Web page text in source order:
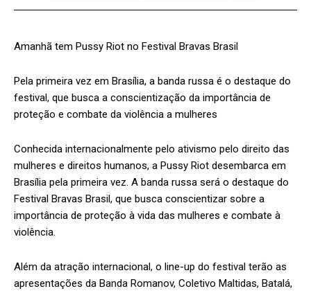
Amanhã tem Pussy Riot no Festival Bravas Brasil
Pela primeira vez em Brasília, a banda russa é o destaque do
festival, que busca a conscientização da importância de
proteção e combate da violência a mulheres
Conhecida internacionalmente pelo ativismo pelo direito das
mulheres e direitos humanos, a Pussy Riot desembarca em
Brasília pela primeira vez. A banda russa será o destaque do
Festival Bravas Brasil, que busca conscientizar sobre a
importância de proteção à vida das mulheres e combate à
violência.
Além da atração internacional, o line-up do festival terão as
apresentações da Banda Romanov, Coletivo Maltidas, Batalá,